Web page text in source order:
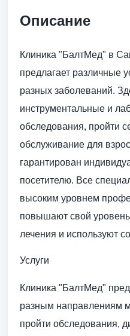
Описание
Клиника "БалтМед" в
предлагает различные
разных заболеваний.
инструментальные и
обследования, пройти
обслуживание для
гарантирован
посетителю. Все
высоким уровнем
повышают свой
лечения и используют
Услуги
Клиника "БалтМед"
разным направлениям
пройти обследования,